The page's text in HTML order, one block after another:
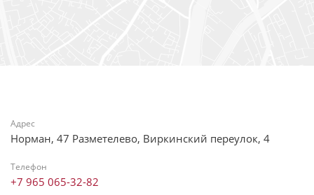
Адрес
Норман, 47 Разметелево, Виркинский переулок, 4
Телефон
+7 965 065-32-82